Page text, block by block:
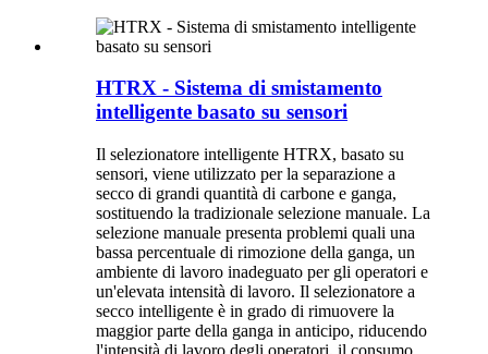
HTRX - Sistema di smistamento
intelligente basato su sensori
Il selezionatore intelligente HTRX, basato su
sensori, viene utilizzato per la separazione a
secco di grandi quantità di carbone e ganga,
sostituendo la tradizionale selezione manuale. La
selezione manuale presenta problemi quali una
bassa percentuale di rimozione della ganga, un
ambiente di lavoro inadeguato per gli operatori e
un'elevata intensità di lavoro. Il selezionatore a
secco intelligente è in grado di rimuovere la
maggior parte della ganga in anticipo, riducendo
l'intensità di lavoro degli operatori, il consumo